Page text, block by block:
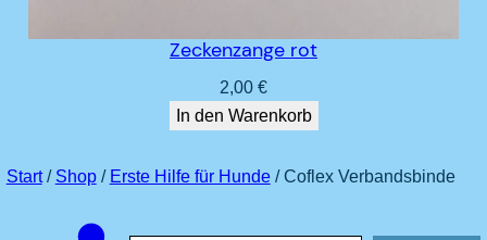
Zeckenzange rot
2,00 €
In den Warenkorb
Start/ Shop/ Erste Hilfe für Hunde/ Coflex Verbandsbinde